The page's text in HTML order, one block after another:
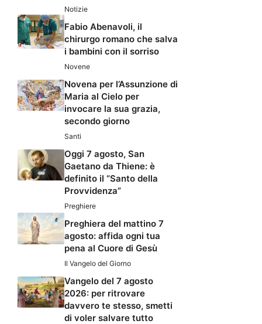
Notizie
Fabio Abenavoli, il
chirurgo romano che salva
i bambini con il sorriso
Novene
Novena per l’Assunzione di
Maria al Cielo per
invocare la sua grazia,
secondo giorno
Santi
Oggi 7 agosto, San
Gaetano da Thiene: è
definito il “Santo della
Provvidenza”
Preghiere
Preghiera del mattino 7
agosto: affida ogni tua
pena al Cuore di Gesù
Il Vangelo del Giorno
Vangelo del 7 agosto
2026: per ritrovare
davvero te stesso, smetti
di voler salvare tutto